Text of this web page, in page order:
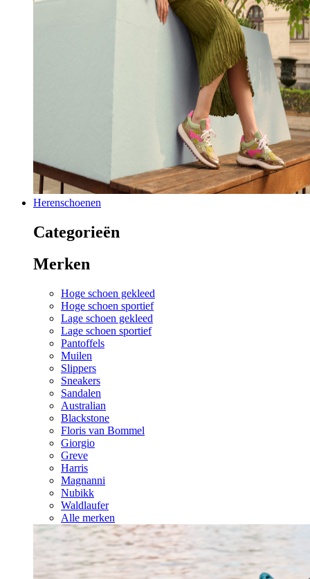
Herenschoenen
Categorieën
Merken
Hoge schoen gekleed
Hoge schoen sportief
Lage schoen gekleed
Lage schoen sportief
Pantoffels
Muilen
Slippers
Sneakers
Sandalen
Australian
Blackstone
Floris van Bommel
Giorgio
Greve
Harris
Magnanni
Nubikk
Waldlaufer
Alle merken